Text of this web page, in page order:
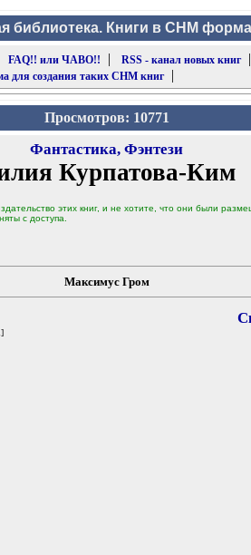
библиотека. Книги в CHM
FAQ!! или ЧАВО!! | RSS - канал новых книг|
для создания таких CHM книг|
Просмотров: 10771
Фантастика, Фэнтези
Курпатова-Ким
этих книг, и не хотите, что они были
с доступа.
Максимус Гром